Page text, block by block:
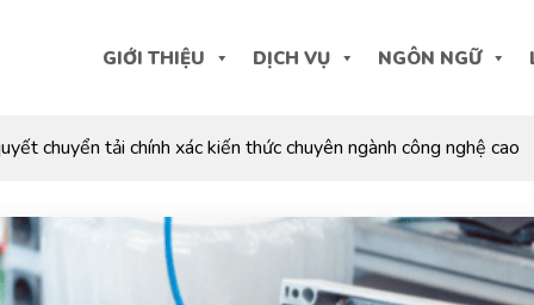
GIỚI THIỆU DỊCH VỤ NGÔN NGỮ
chuyển tải chính xác kiến thức chuyên ngành công nghệ cao